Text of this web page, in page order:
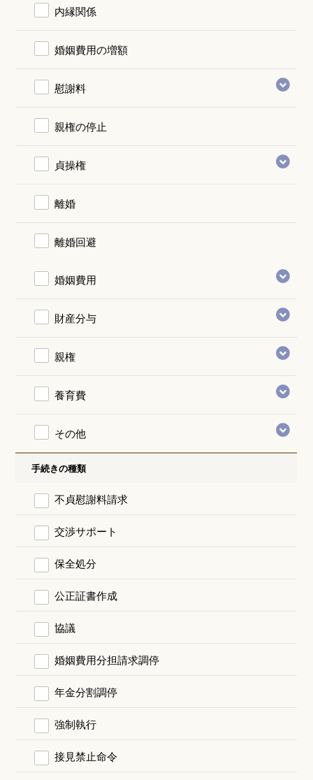
内縁関係
婚姻費用の増額
慰謝料
親権の停止
貞操権
離婚
離婚回避
婚姻費用
財産分与
親権
養育費
その他
手続きの種類
不貞慰謝料請求
交渉サポート
保全処分
公正証書作成
協議
婚姻費用分担請求調停
年金分割調停
強制執行
接見禁止命令